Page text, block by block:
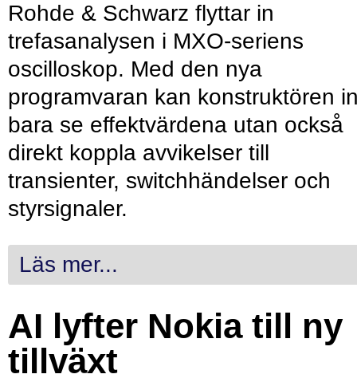
Rohde & Schwarz flyttar in
trefasanalysen i MXO-seriens
oscilloskop. Med den nya
programvaran kan konstruktören
bara se effektvärdena utan också
direkt koppla avvikelser till
transienter, switchhändelser och
styrsignaler.
Läs mer...
AI lyfter Nokia till ny
tillväxt